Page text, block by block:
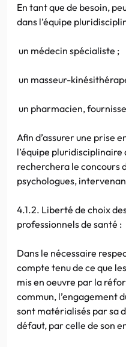
En tant que de besoin,
dans l’équipe
un médecin spécialiste ;
un masseur-
un pharmacien,
Afin d’assurer une prise
l’équipe
recherchera le concours
psychologues,
4.1.2. Liberté de choix
professionnels de santé :
Dans le nécessaire
compte tenu de ce que
mis en oeuvre par la
commun, l’engagement
sont matérialisés par sa
défaut, par celle de son